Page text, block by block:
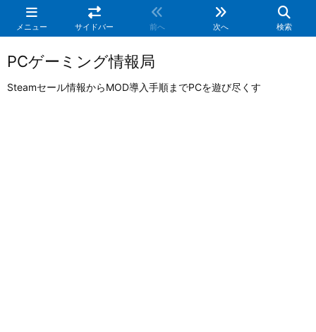
メニュー サイドバー 前へ 次へ 検索
PCゲーミング情報局
Steamセール情報からMOD導入手順までPCを遊び尽くす